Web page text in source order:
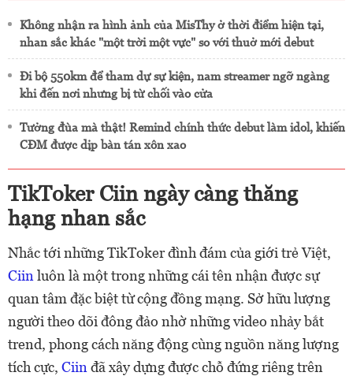
Không nhận ra hình ảnh của MisThy ở thời điểm hiện tại,
nhan sắc khác "một trời một vực" so với thuở mới debut
Đi bộ 550km để tham dự sự kiện, nam streamer ngỡ ngàng
khi đến nơi nhưng bị từ chối vào cửa
Tưởng đùa mà thật! Remind chính thức debut làm idol, khiến
CĐM được dịp bàn tán xôn xao
TikToker Ciin ngày càng thăng
hạng nhan sắc
Nhắc tới những TikToker đình đám của giới trẻ Việt,
Ciin luôn là một trong những cái tên nhận được sự
quan tâm đặc biệt từ cộng đồng mạng. Sở hữu lượng
người theo dõi đông đảo nhờ những video nhảy bắt
trend, phong cách năng động cùng nguồn năng lượng
tích cực, Ciin đã xây dựng được chỗ đứng riêng trên